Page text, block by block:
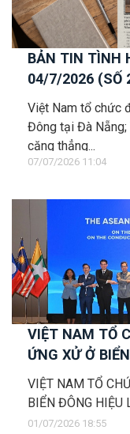
BẢN TIN TÌNH
04/7/2026 (SỐ
Việt Nam tổ chức
Đông tại Đà Nẵng;
căng thẳng...
07/07/2026 11:04
VIỆT NAM TỔ
ỨNG XỬ Ở
VIỆT NAM TỔ
BIỂN ĐÔNG HIỆU
01/07/2026 18:55